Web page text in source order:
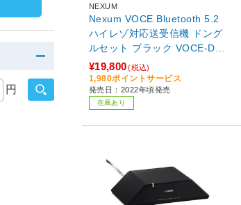
NEXUM
Nexum VOCE Bluetooth 5.2
ハイレゾ対応送受信機 ドング
ルセット ブラック VOCE-DS-
BK 【864】
¥19,800(税込)
1,980ポイントサービス
発売日：2022年頃発売
在庫あり
円